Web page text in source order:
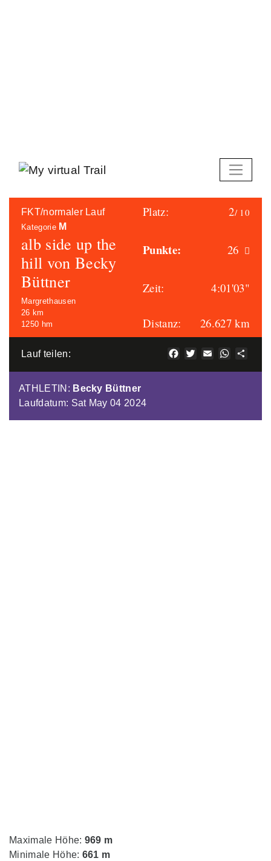
Skip
FKT/normaler Lauf
Kategorie M
alb side up the
hill von Becky
Büttner
Margrethausen
26 km
1250 hm
Platz: 2/ 10
Punkte: 26
Zeit: 4:01'03"
Distanz:26.627 km
Lauf teilen: Facebook
TwitterEmail
ATHLETIN : Becky Büttner
Laufdatum: Sat May 04 2024
Maximale Höhe: 969 m
Minimale Höhe: 661 m